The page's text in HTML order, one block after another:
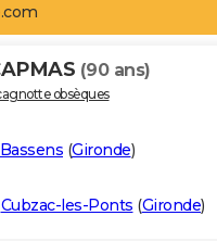
(90 ans)
obsèques
Bassens (Gironde)
Cubzac-les-Ponts (Gironde)